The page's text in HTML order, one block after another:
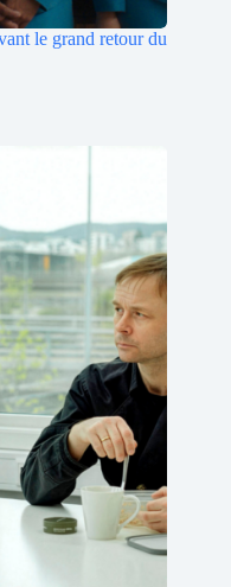
le grand retour du